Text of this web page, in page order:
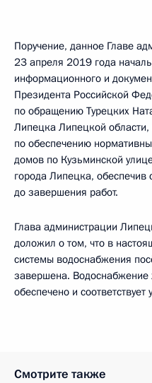
Поручение, данное Главе
23 апреля 2019 года
информационного и
Президента Российской
по обращению Турецких
Липецка Липецкой области,
по обеспечению
домов по Кузьминской
города Липецка,
до завершения работ.
Глава администрации
доложил о том, что в
системы водоснабжения
завершена. Водоснабжение
обеспечено и
Смотрите также